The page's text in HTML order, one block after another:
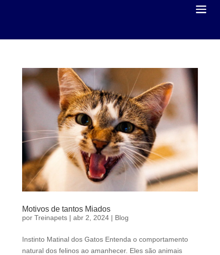
Motivos de tantos Miados
por Treinapets| abr 2, 2024| Blog
Instinto Matinal dos Gatos Entenda o comportamento
natural dos felinos ao amanhecer. Eles são animais